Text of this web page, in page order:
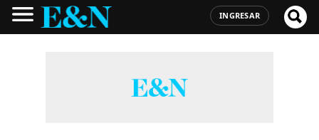
INGRESAR